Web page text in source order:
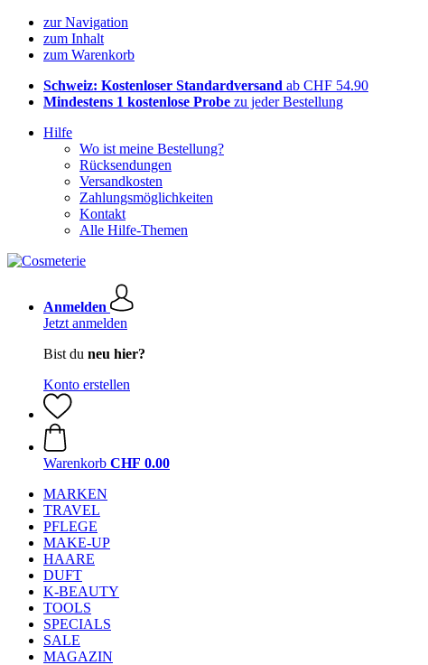
zur Navigation
zum Inhalt
zum Warenkorb
Schweiz: Kostenloser Standardversand ab CHF 54.90
Mindestens 1 kostenlose Probe zu jeder Bestellung
Hilfe
Wo ist meine Bestellung?
Rücksendungen
Versandkosten
Zahlungsmöglichkeiten
Kontakt
Alle Hilfe-Themen
Anmelden
Jetzt anmelden
Bist du neu hier?
Konto erstellen
Warenkorb CHF 0.00
MARKEN
TRAVEL
PFLEGE
MAKE-UP
HAARE
DUFT
K-BEAUTY
TOOLS
SPECIALS
SALE
MAGAZIN